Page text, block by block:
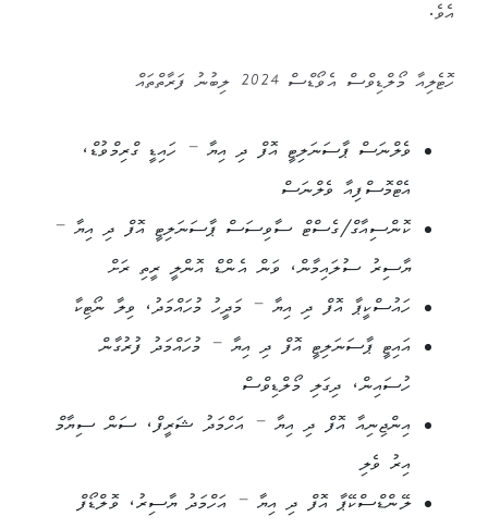
އެވެ.
ހޮޓެލިއާ މޯލްޑިވްސް އެވޯޑްސް 2024 ލިބުނު ފަރާތްތައް
ވެލްނަސް ޕާސަނަލިޓީ އޮފް ދި އިޔާ – ހައިޑީ ގްރިމްވުޑް،
އެޓްމޮސްފިއާ ވެލްނަސް
ކޮންސިއާގް/ގެސްޓް ސާވިސަސް ޕާސަނަލިޓީ އޮފް ދި އިޔާ –
ޔާސިރު ސުލައިމާން، ވަން އެންޑް އޮންލީ ރީތި ރަށް
ހައުސްކީޕާ އޮފް ދި އިޔާ – މަދީހު މުހައްމަދު، ވިލާ ނޯޓިކާ
އައިޓީ ޕާސަނަލިޓީ އޮފް ދި އިޔާ – މުހައްމަދު ފުރުގާން
ހުސައިން، ދިގަލި މޯލްޑިވްސް
އިންޖިނިއާ އޮފް ދި އިޔާ – އަހްމަދު ޝަރީފް، ސަން ސިޔާމް
އިރު ވެލި
ލޭންޑްސްކޭޕާ އޮފް ދި އިޔާ – އަހްމަދު ޔާސިރު، ވޮލްޑޯފް